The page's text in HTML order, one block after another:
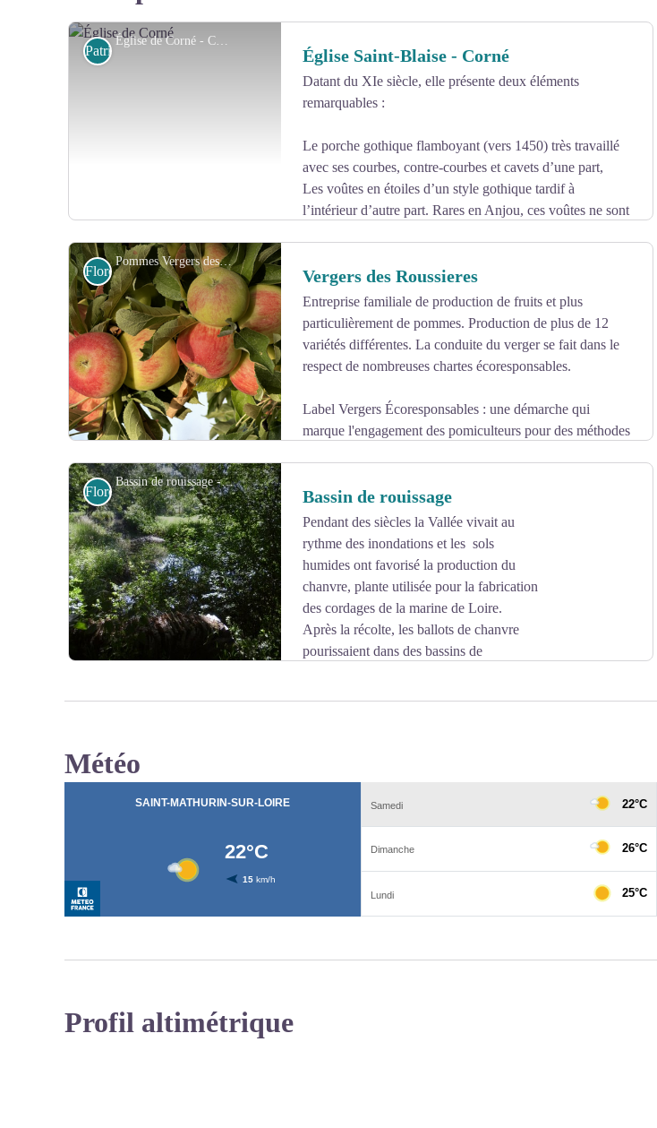
Église de Corné - Commune de Loire - Authion
Voir l'image en plein écran
Patrimoine et histoire Église Saint-Blaise - Corné
Datant du XIe siècle, elle présente deux éléments
remarquables :
Le porche gothique flamboyant (vers 1450) très travaillé
avec ses courbes, contre-courbes et cavets d’une part,
Les voûtes en étoiles d’un style gothique tardif à
l’intérieur d’autre part. Rares en Anjou, ces voûtes ne sont
Pommes Vergers des Roussieres - Commune Loire - Authion
Voir l'image en plein écran
Flore Vergers des Roussieres
Entreprise familiale de production de fruits et plus
particulièrement de pommes. Production de plus de 12
variétés différentes. La conduite du verger se fait dans le
respect de nombreuses chartes écoresponsables.
Label Vergers Écoresponsables : une démarche qui
marque l'engagement des pomiculteurs pour des méthodes
Bassin de rouissage - Commune Loire - Authion
Flore Bassin de rouissage
Pendant des siècles la Vallée vivait au
rythme des inondations et les sols
humides ont favorisé la production du
chanvre, plante utilisée pour la fabrication
des cordages de la marine de Loire.
Après la récolte, les ballots de chanvre
pourissaient dans des bassins de
la plante ont été mis en lumière dans l’éco-construction.
Météo
Profil altimétrique